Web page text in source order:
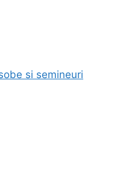
si semineuri